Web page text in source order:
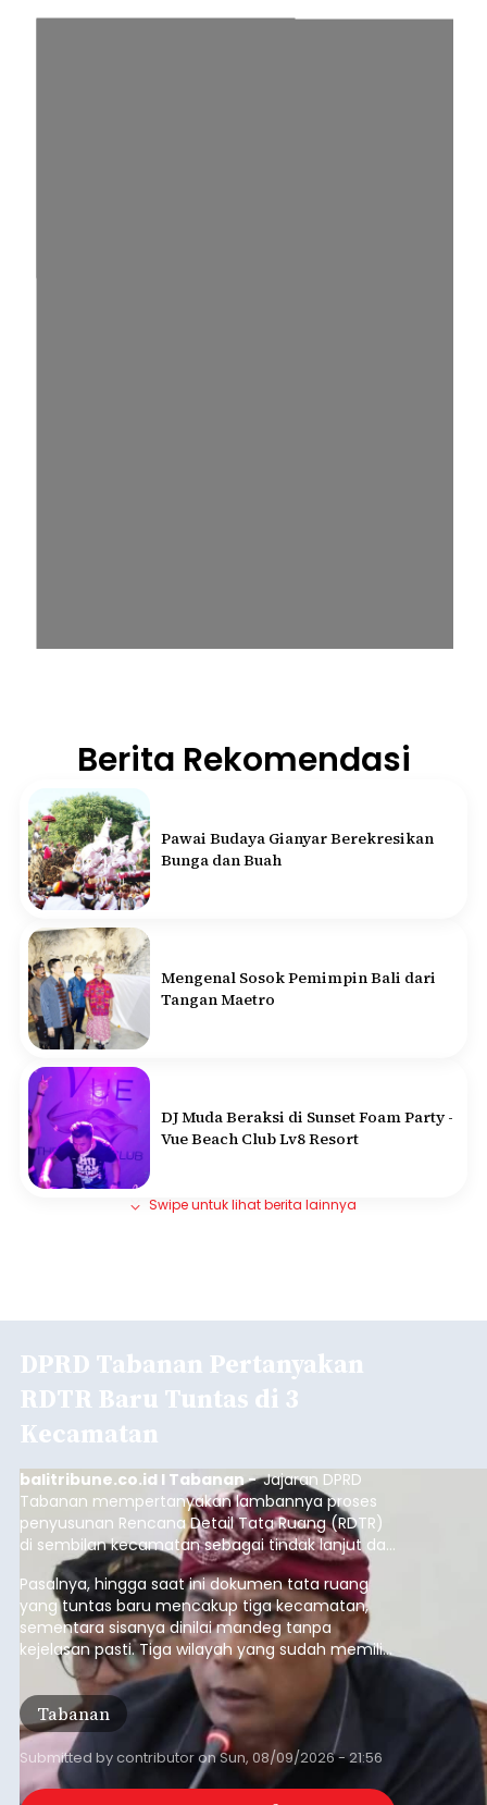
Berita Rekomendasi
Pawai Budaya Gianyar Berekresikan
Bunga dan Buah
Mengenal Sosok Pemimpin Bali dari
Tangan Maetro
DJ Muda Beraksi di Sunset Foam Party -
Vue Beach Club Lv8 Resort
Swipe untuk lihat berita lainnya
DPRD Tabanan Pertanyakan
RDTR Baru Tuntas di 3
Kecamatan
balitribune.co.id I Tabanan -Jajaran DPRD
Tabanan mempertanyakan lambannya proses
penyusunan Rencana Detail Tata Ruang (RDTR)
di sembilan kecamatan sebagai tindak lanjut dari
pelaksanaan RTRW.
Pasalnya, hingga saat ini dokumen tata ruang
yang tuntas baru mencakup tiga kecamatan,
sementara sisanya dinilai mandeg tanpa
kejelasan pasti. Tiga wilayah yang sudah memiliki
RDTR tersebut meliputi Kecamatan Kediri,
Tabanan, dan Selemadeg Barat.
Tabanan
Submitted bycontributoronSun, 08/09/2026 - 21:56